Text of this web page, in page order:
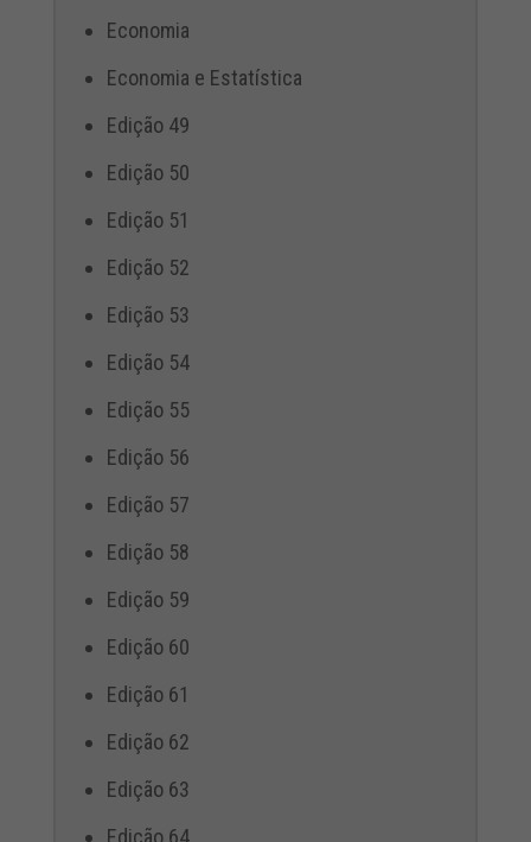
Economia
Economia e Estatística
Edição 49
Edição 50
Edição 51
Edição 52
Edição 53
Edição 54
Edição 55
Edição 56
Edição 57
Edição 58
Edição 59
Edição 60
Edição 61
Edição 62
Edição 63
Edição 64